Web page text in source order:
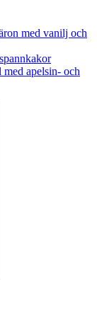
med vanilj och
apelsin- och